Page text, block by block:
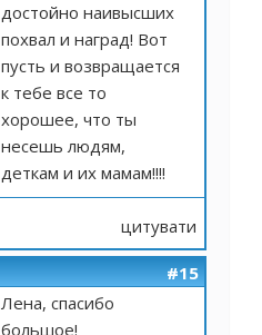
достойно наивысших
похвал и наград! Вот
пусть и возвращается
к тебе все то
хорошее, что ты
несешь людям,
деткам и их мамам!!!!
цитувати
#15
Лена, спасибо
большое!